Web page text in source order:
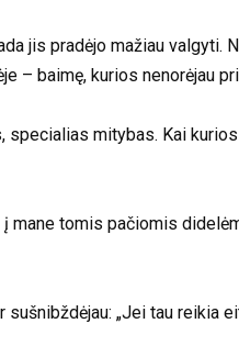
jis pradėjo mažiau valgyti.
– baimę, kurios nenorėjau
mitybas. Kai
mane tomis pačiomis
„Jei tau reikia